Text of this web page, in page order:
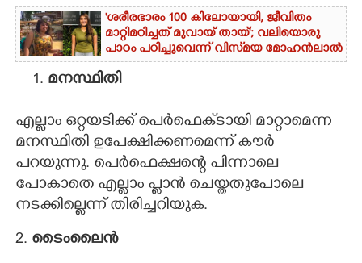
'ശരീരഭാരം 100 കിലോയായി, ജീവിതം
മാറ്റിമറിച്ചത് മുവായ് തായ്'; വലിയൊരു
പാഠം പഠിച്ചുവെന്ന് വിസ്‌മയ മോഹൻലാൽ
മനസ്ഥിതി
എല്ലാം ഒറ്റയടിക്ക് പെർഫെക്‌ടായി മാറ്റാമെന്ന
മനസ്ഥിതി ഉപേക്ഷിക്കണമെന്ന് കൗർ
പറയുന്നു. പെർഫെക്ഷന്റെ പിന്നാലെ
പോകാതെ എല്ലാം പ്ളാൻ ചെയ്തതുപോലെ
നടക്കില്ലെന്ന് തിരിച്ചറിയുക.
2. ടൈംലൈൻ